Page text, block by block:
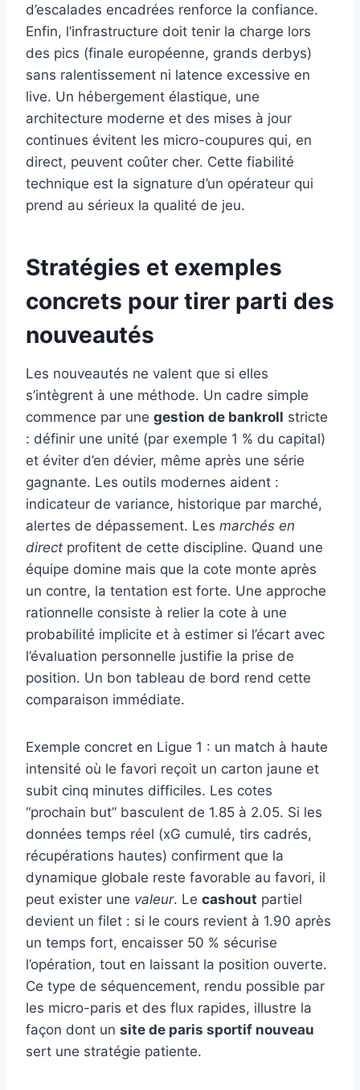
d’escalades encadrées renforce la confiance.
Enfin, l’infrastructure doit tenir la charge lors
des pics (finale européenne, grands derbys)
sans ralentissement ni latence excessive en
live. Un hébergement élastique, une
architecture moderne et des mises à jour
continues évitent les micro-coupures qui, en
direct, peuvent coûter cher. Cette fiabilité
technique est la signature d’un opérateur qui
prend au sérieux la qualité de jeu.
Stratégies et exemples
concrets pour tirer parti des
nouveautés
Les nouveautés ne valent que si elles
s’intègrent à une méthode. Un cadre simple
commence par une gestion de bankroll stricte
: définir une unité (par exemple 1 % du capital)
et éviter d’en dévier, même après une série
gagnante. Les outils modernes aident :
indicateur de variance, historique par marché,
alertes de dépassement. Les marchés en
direct profitent de cette discipline. Quand une
équipe domine mais que la cote monte après
un contre, la tentation est forte. Une approche
rationnelle consiste à relier la cote à une
probabilité implicite et à estimer si l’écart avec
l’évaluation personnelle justifie la prise de
position. Un bon tableau de bord rend cette
comparaison immédiate.
Exemple concret en Ligue 1 : un match à haute
intensité où le favori reçoit un carton jaune et
subit cinq minutes difficiles. Les cotes
“prochain but” basculent de 1.85 à 2.05. Si les
données temps réel (xG cumulé, tirs cadrés,
récupérations hautes) confirment que la
dynamique globale reste favorable au favori, il
peut exister une valeur. Le cashout partiel
devient un filet : si le cours revient à 1.90 après
un temps fort, encaisser 50 % sécurise
l’opération, tout en laissant la position ouverte.
Ce type de séquencement, rendu possible par
les micro-paris et des flux rapides, illustre la
façon dont un site de paris sportif nouveau
sert une stratégie patiente.